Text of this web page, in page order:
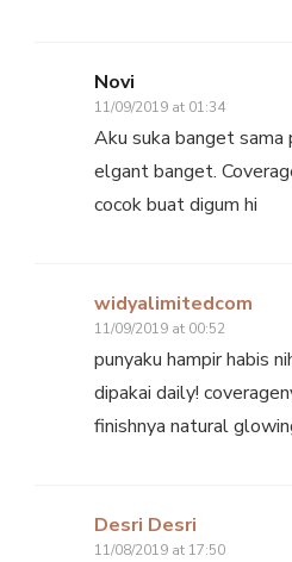
Novi
11/09/2019 at 01:34
Aku suka banget sama
elgant banget.
cocok buat digum hi
widyalimitedcom
11/09/2019 at 00:52
punyaku hampir habis
dipakai daily!
finishnya natural
Desri Desri
11/08/2019 at 17:50